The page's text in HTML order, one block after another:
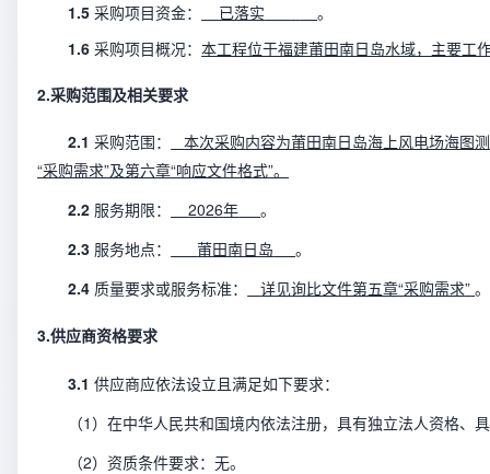
1.5 采购项目资金： 已落实
。
1.6 采购项目概况：本工程位于福建莆田南日岛水域，主要工
2.采购范围及相关要求
2.1 采购范围： 本次采购内容为莆田南日岛海上风电场海图
“采购需求”及第六章“响应文件格式”。
2.2 服务期限： 2026年
。
2.3 服务地点： 莆田南日岛
。
2.4 质量要求或服务标准： 详见询比文件第五章“采购需求” 。
3.供应商资格要求
3.1 供应商应依法设立且满足如下要求：
（1）在中华人民共和国境内依法注册，具有独立法人资格、
（2）资质条件要求： 无。